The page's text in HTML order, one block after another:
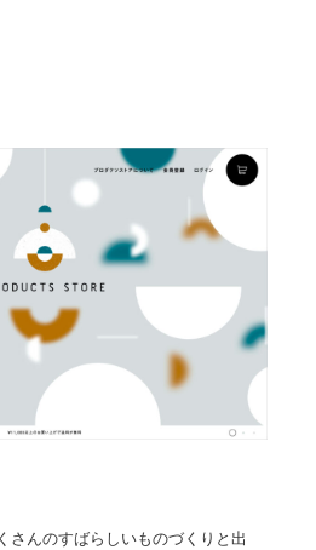
さんのすばらしいものづくりと出